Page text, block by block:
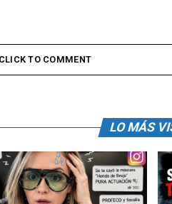
CLICK TO COMMENT
LO MÁS